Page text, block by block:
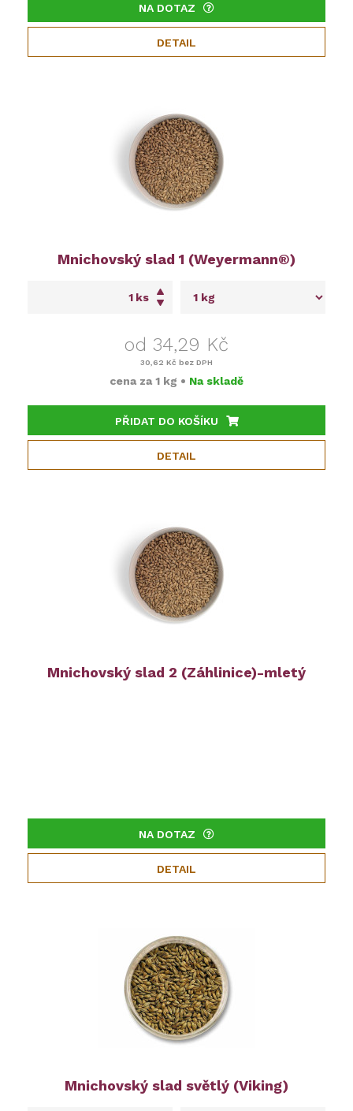
NA DOTAZ
DETAIL
Mnichovský slad 1 (Weyermann®)
ks
od 34,29 Kč
30,62 Kč bez DPH
cena za 1 kg • Na skladě
PŘIDAT DO KOŠÍKU
DETAIL
Mnichovský slad 2 (Záhlinice)-mletý
NA DOTAZ
DETAIL
Mnichovský slad světlý (Viking)